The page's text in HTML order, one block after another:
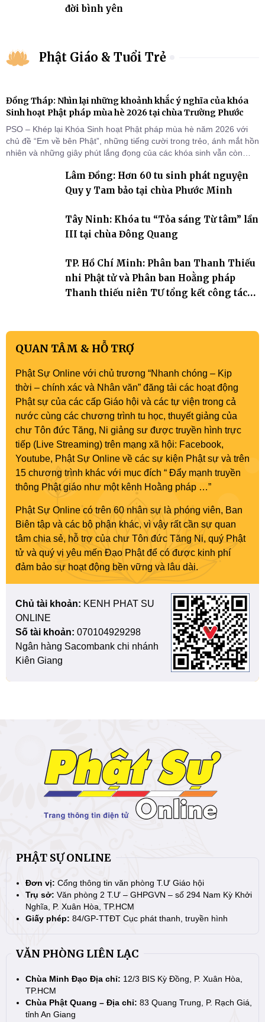
đời bình yên
Phật Giáo & Tuổi Trẻ
Đồng Tháp: Nhìn lại những khoảnh khắc ý nghĩa của khóa
Sinh hoạt Phật pháp mùa hè 2026 tại chùa Trường Phước
PSO – Khép lại Khóa Sinh hoạt Phật pháp mùa hè năm 2026 với
chủ đề “Em về bên Phật”, những tiếng cười trong trẻo, ánh mắt hồn
nhiên và những giây phút lắng đọng của các khóa sinh vẫn còn
Tháp). Những tuần tu học ngắn ngủi nhưng đã trở thành hành
trang quý báu, gieo những hạt giống thiện l
Lâm Đồng: Hơn 60 tu sinh phát nguyện
Quy y Tam bảo tại chùa Phước Minh
Tây Ninh: Khóa tu “Tỏa sáng Từ tâm” lần
III tại chùa Đông Quang
TP. Hồ Chí Minh: Phân ban Thanh Thiếu
nhi Phật tử và Phân ban Hoằng pháp
Thanh thiếu niên TƯ tổng kết công tác
QUAN TÂM & HỖ TRỢ
Phật Sự Online với chủ trương “Nhanh chóng – Kịp
thời – chính xác và Nhân văn” đăng tải các hoạt động
Phật sự của các cấp Giáo hội và các tự viện trong cả
nước cùng các chương trình tu học, thuyết giảng của
chư Tôn đức Tăng, Ni giảng sư được truyền hình trực
tiếp (Live Streaming) trên mạng xã hội: Facebook,
Youtube, Phật Sự Online về các sự kiện Phật sự và trên
15 chương trình khác với mục đích “ Đẩy mạnh truyền
thông Phật giáo như một kênh Hoằng pháp …”
Phật Sự Online có trên 60 nhân sự là phóng viên, Ban
Biên tập và các bộ phận khác, vì vậy rất cần sự quan
tâm chia sẻ, hỗ trợ của chư Tôn đức Tăng Ni, quý Phật
tử và quý vị yêu mến Đạo Phật để có được kinh phí
đảm bảo sự hoạt động bền vững và lâu dài.
Chủ tài khoản: KENH PHAT SU
ONLINE
Số tài khoản: 070104929298
Ngân hàng Sacombank chi nhánh
Kiên Giang
PHẬT SỰ ONLINE
Đơn vị: Cổng thông tin văn phòng T.Ư Giáo hội
Trụ sở: Văn phòng 2 T.Ư – GHPGVN – số 294 Nam Kỳ Khởi
Nghĩa, P. Xuân Hòa, TP.HCM
Giấy phép: 84/GP-TTĐT Cục phát thanh, truyền hình
VĂN PHÒNG LIÊN LẠC
Chùa Minh Đạo Địa chỉ: 12/3 BIS Kỳ Đồng, P. Xuân Hòa,
TP.HCM
Chùa Phật Quang – Địa chỉ: 83 Quang Trung, P. Rạch Giá,
tỉnh An Giang